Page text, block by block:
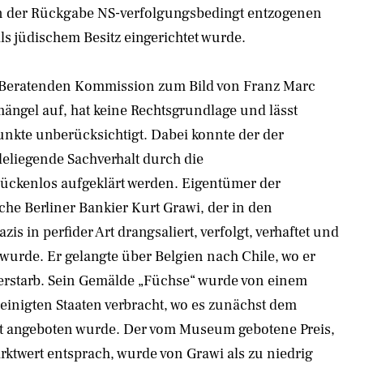
Rückgabe NS-verfolgungsbedingt entzogenen
jüdischem Besitz eingerichtet wurde.
Kommission zum Bild von Franz Marc
auf, hat keine Rechtsgrundlage und lässt
unberücksichtigt. Dabei konnte der der
Sachverhalt durch die
aufgeklärt werden. Eigentümer der
Berliner Bankier Kurt Grawi, der in den
in perfider Art drangsaliert, verfolgt, verhaftet und
Er gelangte über Belgien nach Chile, wo er
Sein Gemälde „Füchse“ wurde von einem
Staaten verbracht, wo es zunächst dem
wurde. Der vom Museum gebotene Preis,
entsprach, wurde von Grawi als zu niedrig